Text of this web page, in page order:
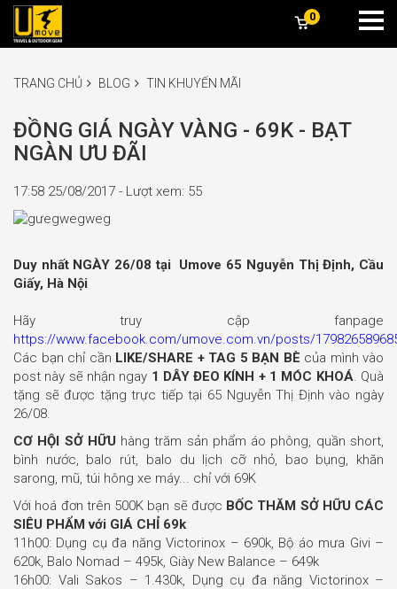
0
TRANG CHỦ BLOG TIN KHUYẾN MÃI
ĐỒNG GIÁ NGÀY VÀNG - 69K - BẠT
NGÀN ƯU ĐÃI
17:58 25/08/2017 - Lượt xem: 55
Duy nhất NGÀY 26/08 tại Umove 65 Nguyễn Thị Định, Cầu
Giấy, Hà Nội
Hãy truy cập fanpage
https://www.facebook.com/umove.com.vn/posts/
Các bạn chỉ cần LIKE/SHARE + TAG 5 BẠN BÈ của mình vào
post này sẽ nhận ngay 1 DÂY ĐEO KÍNH + 1 MÓC KHOÁ . Quà
tặng sẽ được tặng trực tiếp tại 65 Nguyễn Thị Định vào ngày
26/08.
CƠ HỘI SỞ HỮU hàng trăm sản phẩm áo phông, quần short,
bình nước, balo rút, balo du lịch cỡ nhỏ, bao bụng, khăn
sarong, mũ, túi hông xe máy... chỉ với 69K
Với hoá đơn trên 500K bạn sẽ được BỐC THĂM SỞ HỮU CÁC
SIÊU PHẨM với GIÁ CHỈ 69k
11h00: Dụng cụ đa năng Victorinox – 690k, Bộ áo mưa Givi –
620k, Balo Nomad – 495k, Giày New Balance – 649k
16h00: Vali Sakos – 1.430k, Dụng cụ đa năng Victorinox –